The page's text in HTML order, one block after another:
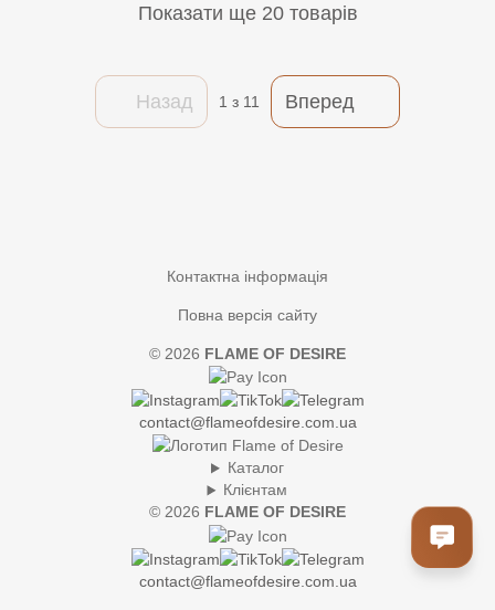
Показати ще 20 товарів
Назад 1 з 11 Вперед
Контактна інформація
Повна версія сайту
© 2026 FLAME OF DESIRE
contact@flameofdesire.com.ua
Каталог
Клієнтам
© 2026 FLAME OF DESIRE
contact@flameofdesire.com.ua